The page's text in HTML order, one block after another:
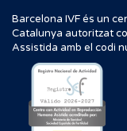
Barcelona IVF és un
Catalunya autoritzat
Assistida amb el codi